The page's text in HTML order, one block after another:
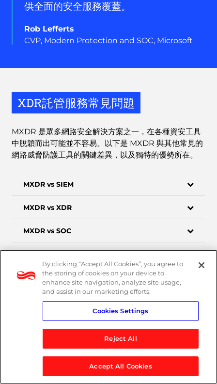
供全面的安全服務覆蓋。
Rob Lefferts
CVP, Modern Protection and SOC, Microsoft
XDR託管服務常見問題
MXDR 是眾多網路安全解決方案之一，在各種資安工具
中脫穎而出可能並不容易。以下是 MXDR 與其他常見的
網路威脅防護工具的關鍵差異，以及獨特的優勢所在。
MXDR vs SIEM
MXDR vs XDR
MXDR vs SOC
立即掌握企業資安現況
AI 在加速企業成長的同時，也帶來
了前所未有的資安挑戰。您的防線是
否已足夠應對新型威脅？立即透過
By clicking “Accept All Cookies”, you agree to
the storing of cookies on your device to
enhance site navigation, analyze site usage,
and assist in our marketing efforts.
Cookies Settings
Reject All
Accept All Cookies